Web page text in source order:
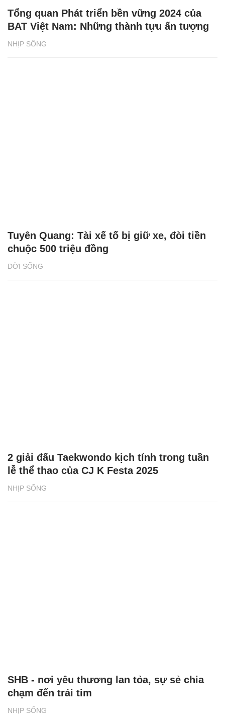
NHỊP SỐNG
Tổng quan Phát triển bền vững 2024 của
BAT Việt Nam: Những thành tựu ấn tượng
ĐỜI SỐNG
Tuyên Quang: Tài xế tố bị giữ xe, đòi tiền
chuộc 500 triệu đồng
NHỊP SỐNG
2 giải đấu Taekwondo kịch tính trong tuần
lễ thể thao của CJ K Festa 2025
NHỊP SỐNG
SHB - nơi yêu thương lan tỏa, sự sẻ chia
chạm đến trái tim